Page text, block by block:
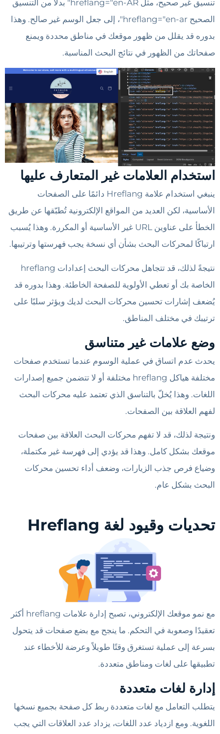
تنسيق غير صحيح، مثل hreflang="en-AR" بدلاً من التنسيق
الصحيح hreflang="en-ar"، إلى جعل الوسم غير صالح. وهذا
بدوره قد يقلل من ظهور موقعك في مناطق محددة ويمنع
صفحاتك من الظهور في نتائج البحث المناسبة.
استخدام العلامات غير المتعارف عليها
ينبغي استخدام علامة Hreflang دائمًا على الصفحات
الأساسية، لكن العديد من المواقع الإلكترونية تُطبّقها عن طريق
الخطأ على عناوين URL غير الأساسية أو المكررة. وهذا يُسبب
ارتباكًا لمحركات البحث بشأن أي نسخة يجب فهرستها وترتيبها.
نتيجةً لذلك، قد تتجاهل محركات البحث إعدادات hreflang
الخاصة بك أو تعطي الأولوية للصفحة الخاطئة. وهذا بدوره قد
يُضعف إشارات تحسين محركات البحث لديك ويؤثر سلبًا على
ترتيبك في مختلف المناطق.
وضع علامات غير متناسق
يحدث عدم اتساق في عملية الوسوم عندما تستخدم صفحات
مختلفة هياكل hreflang مختلفة أو لا تتضمن جميع إصدارات
اللغات. وهذا يُخلّ بالتناسق الذي تعتمد عليه محركات البحث
لفهم العلاقة بين الصفحات.
ونتيجة لذلك، قد لا تفهم محركات البحث العلاقة بين صفحات
موقعك بشكل كامل. وهذا قد يؤدي إلى فهرسة غير مكتملة،
وضياع فرص جذب الزيارات، وضعف أداء تحسين محركات
البحث بشكل عام.
تحديات وقيود لغة Hreflang
مع نمو موقعك الإلكتروني، تصبح إدارة علامات hreflang أكثر
تعقيدًا وصعوبة في التحكم. ما ينجح مع بضع صفحات قد يتحول
بسرعة إلى عملية تستغرق وقتًا طويلاً وعرضة للأخطاء عند
تطبيقها على لغات ومناطق متعددة.
إدارة لغات متعددة
يتطلب التعامل مع لغات متعددة ربط كل صفحة بجميع نسخها
اللغوية. ومع ازدياد عدد اللغات، يزداد عدد العلاقات التي يجب